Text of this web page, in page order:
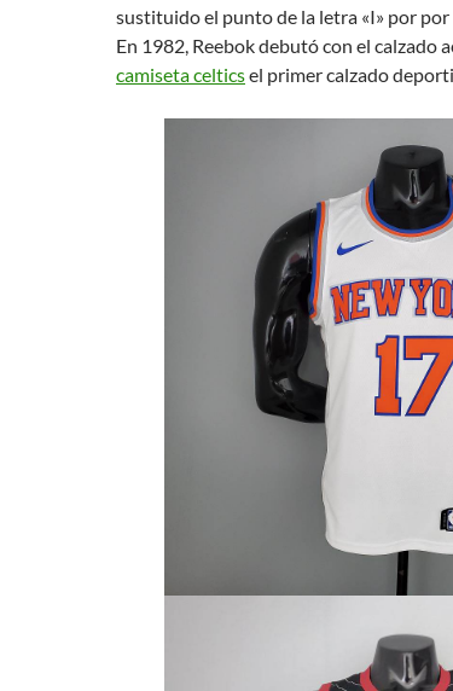
sustituido el punto de la letra «I» por
En 1982, Reebok debutó con el calzado
camiseta celticsel primer calzado